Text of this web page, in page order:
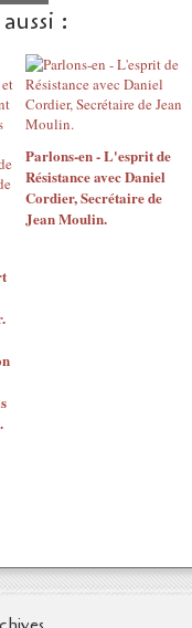
:
Parlons-en - L'esprit de
Résistance avec Daniel
Cordier, Secrétaire de
Jean Moulin.